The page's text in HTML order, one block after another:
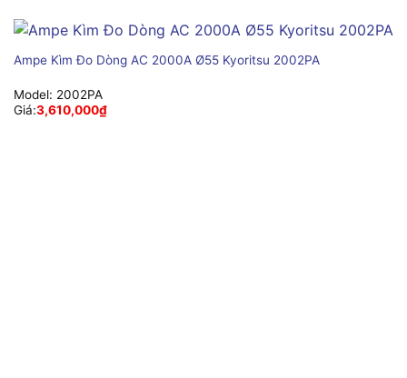
Ampe Kìm Đo Dòng AC 2000A Ø55 Kyoritsu 2002PA
Model: 2002PA
Giá:3,610,000₫